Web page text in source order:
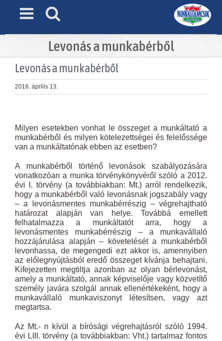
Levonás a munkabérből
Levonás a munkabérből
2016. április 13.
Image
Milyen esetekben vonhat le összeget a munkáltató a
munkabérből és milyen kötelezettségei és felelőssége
van a munkáltatónak ebben az esetben?
A munkabérből történő levonások szabályozására
vonatkozóan a munka törvénykönyvéről szóló a 2012.
évi I. törvény (a továbbiakban: Mt.) arról rendelkezik,
hogy a munkabérből való levonásnak jogszabály vagy
– a levonásmentes munkabérrészig – végrehajtható
határozat alapján van helye. Továbbá emellett
felhatalmazza a munkáltatót arra, hogy a
levonásmentes munkabérrészig – a munkavállaló
hozzájárulása alapján – követelését a munkabérből
levonhassa, de megengedi ezt akkor is, amennyiben
az előlegnyújtásból eredő összeget kívánja behajtani.
Kifejezetten megtiltja azonban az olyan bérlevonást,
amely a munkáltató, annak képviselője vagy közvetítő
személy javára szolgál annak ellenértékeként, hogy a
munkavállaló munkaviszonyt létesítsen, vagy azt
megtartsa.
Az Mt.- n kívül a bírósági végrehajtásról szóló 1994.
évi LIII. törvény (a továbbiakban: Vht.) tartalmaz fontos